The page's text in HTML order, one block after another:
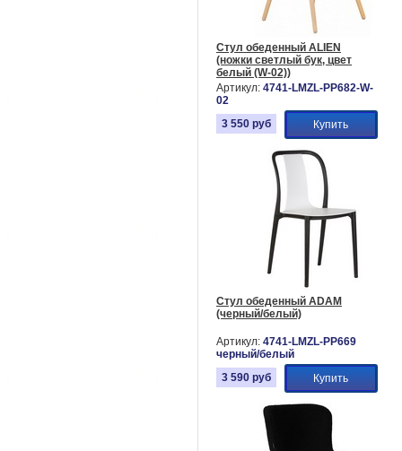
Стул обеденный ALIEN
(ножки светлый бук, цвет
белый (W-02))
Артикул: 4741-LMZL-РР682-W-
02
3 550 руб Купить
Стул обеденный ADAM
(черный/белый)
Артикул: 4741-LMZL-PP669
черный/белый
3 590 руб Купить